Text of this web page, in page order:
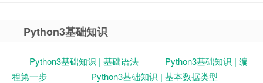
Python3基础知识
Python3基础知识 | 基础语法
Python3基础知识 | 编
程第一步
Python3基础知识 | 基本数据类型